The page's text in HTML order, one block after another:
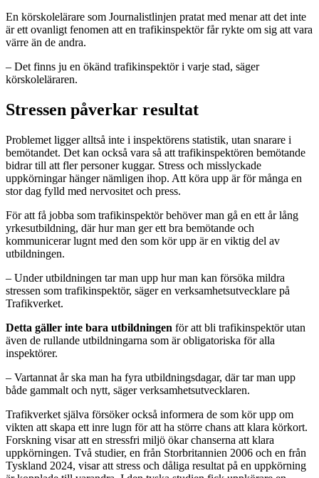
En körskolelärare som Journalistlinjen pratat med menar att det inte
är ett ovanligt fenomen att en trafikinspektör får rykte om sig att vara
värre än de andra.
– Det finns ju en ökänd trafikinspektör i varje stad, säger
körskoleläraren.
Stressen påverkar resultat
Problemet ligger alltså inte i inspektörens statistik, utan snarare i
bemötandet. Det kan också vara så att trafikinspektören bemötande
bidrar till att fler personer kuggar. Stress och misslyckade
uppkörningar hänger nämligen ihop. Att köra upp är för många en
stor dag fylld med nervositet och press.
För att få jobba som trafikinspektör behöver man gå en ett år lång
yrkesutbildning, där hur man ger ett bra bemötande och
kommunicerar lugnt med den som kör upp är en viktig del av
utbildningen.
– Under utbildningen tar man upp hur man kan försöka mildra
stressen som trafikinspektör, säger en verksamhetsutvecklare på
Trafikverket.
Detta gäller inte bara utbildningen för att bli trafikinspektör utan
även de rullande utbildningarna som är obligatoriska för alla
inspektörer.
– Vartannat år ska man ha fyra utbildningsdagar, där tar man upp
både gammalt och nytt, säger verksamhetsutvecklaren.
Trafikverket själva försöker också informera de som kör upp om
vikten att skapa ett inre lugn för att ha större chans att klara körkort.
Forskning visar att en stressfri miljö ökar chanserna att klara
uppkörningen. Två studier, en från Storbritannien 2006 och en från
Tyskland 2024, visar att stress och dåliga resultat på en uppkörning